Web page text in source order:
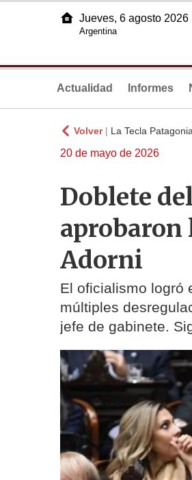
Jueves, 6 agosto 2026
Argentina
Actualidad Informes
Volver| La Tecla Patagonia
20 de mayo de 2026
Doblete
aprobaron
Adorni
El oficialismo logró
múltiples
jefe de gabinete.